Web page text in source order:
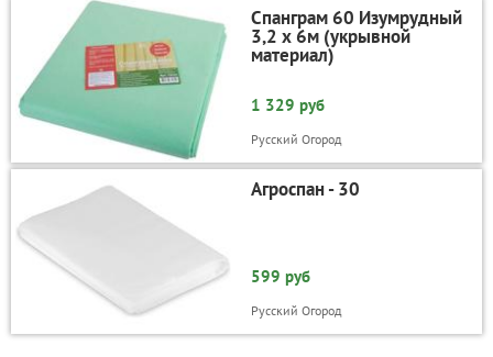
Спанграм 60 Изумрудный
3,2 х 6м (укрывной
материал)
1 329 руб
Русский Огород
Агроспан - 30
599 руб
Русский Огород